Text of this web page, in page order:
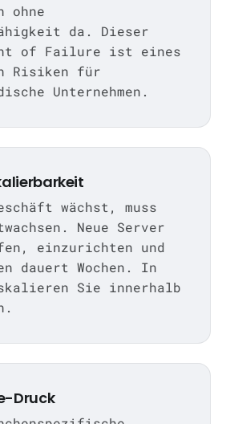
ohne
da. Dieser
of Failure ist eines
Risiken für
Unternehmen.
wächst, muss
Neue Server
einzurichten und
dauert Wochen. In
Sie innerhalb
Druck